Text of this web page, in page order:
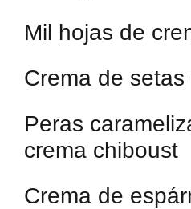
Mil hojas de
Crema de
Peras
crema chiboust
Crema de